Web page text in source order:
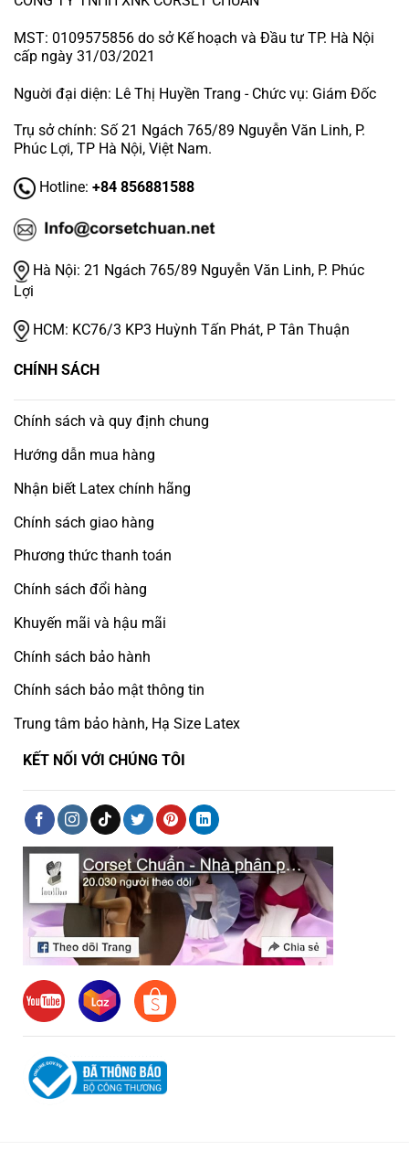
MST: 0109575856 do sở Kế hoạch và Đầu tư TP. Hà Nội
cấp ngày 31/03/2021
Nguời đại diện: Lê Thị Huyền Trang - Chức vụ: Giám Đốc
Trụ sở chính: Số 21 Ngách 765/89 Nguyễn Văn Linh, P.
Phúc Lợi, TP Hà Nội, Việt Nam.
Hotline: +84 856881588
Hà Nội: 21 Ngách 765/89 Nguyễn Văn Linh, P. Phúc
Lợi
HCM: KC76/3 KP3 Huỳnh Tấn Phát, P Tân Thuận
CHÍNH SÁCH
Chính sách và quy định chung
Hướng dẫn mua hàng
Nhận biết Latex chính hãng
Chính sách giao hàng
Phương thức thanh toán
Chính sách đổi hàng
Khuyến mãi và hậu mãi
Chính sách bảo hành
Chính sách bảo mật thông tin
Trung tâm bảo hành, Hạ Size Latex
KẾT NỐI VỚI CHÚNG TÔI